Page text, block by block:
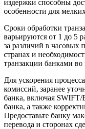
издержки способны
особенности для
Сроки обработки
варьируются от 1 до 5
за различий в часовых
странах и
транзакции банками
Для ускорения
комиссий, заранее
банка, включая SWIFT/
банка, а также
Предоставьте банку
перевода и сторонах